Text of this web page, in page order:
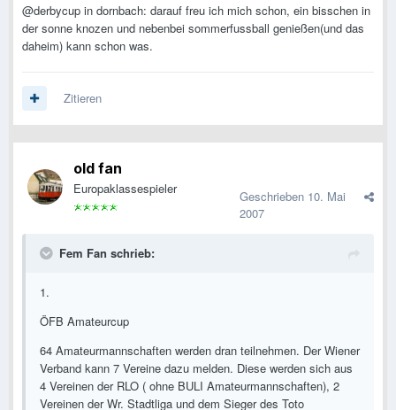
@derbycup in dornbach: darauf freu ich mich schon, ein bisschen in
der sonne knozen und nebenbei sommerfussball genießen(und das
daheim) kann schon was.
Zitieren
old fan
Europaklassespieler Geschrieben 10. Mai
2007
Fem Fan schrieb:
1.
ÖFB Amateurcup
64 Amateurmannschaften werden dran teilnehmen. Der Wiener
Verband kann 7 Vereine dazu melden. Diese werden sich aus
4 Vereinen der RLO ( ohne BULI Amateurmannschaften), 2
Vereinen der Wr. Stadtliga und dem Sieger des Toto